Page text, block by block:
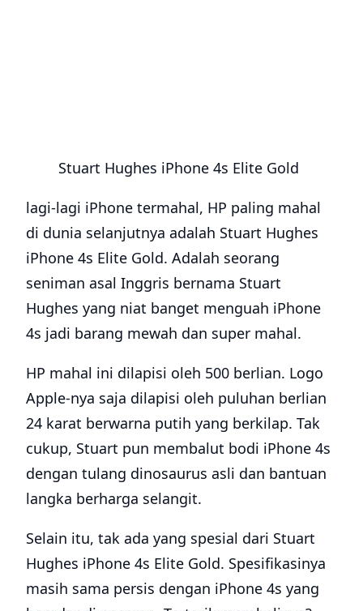
Stuart Hughes iPhone 4s Elite Gold
lagi-lagi iPhone termahal, HP paling mahal
di dunia selanjutnya adalah Stuart Hughes
iPhone 4s Elite Gold. Adalah seorang
seniman asal Inggris bernama Stuart
Hughes yang niat banget menguah iPhone
4s jadi barang mewah dan super mahal.
HP mahal ini dilapisi oleh 500 berlian. Logo
Apple-nya saja dilapisi oleh puluhan berlian
24 karat berwarna putih yang berkilap. Tak
cukup, Stuart pun membalut bodi iPhone 4s
dengan tulang dinosaurus asli dan bantuan
langka berharga selangit.
Selain itu, tak ada yang spesial dari Stuart
Hughes iPhone 4s Elite Gold. Spesifikasinya
masih sama persis dengan iPhone 4s yang